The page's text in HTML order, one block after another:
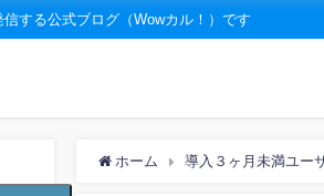
する公式ブログ（Wowカル！）です
ホーム 導入３ヶ月未満ユー